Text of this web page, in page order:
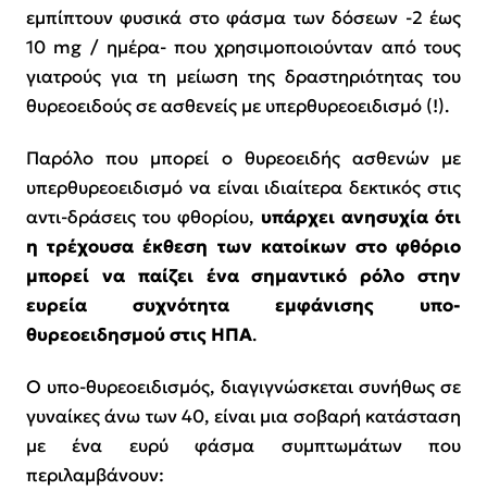
εμπίπτουν φυσικά στο φάσμα των δόσεων -2 έως
10 mg / ημέρα- που χρησιμοποιούνταν από τους
γιατρούς για τη μείωση της δραστηριότητας του
θυρεοειδούς σε ασθενείς με υπερθυρεοειδισμό (!).
Παρόλο που μπορεί ο θυρεοειδής ασθενών με
υπερθυρεοειδισμό να είναι ιδιαίτερα δεκτικός στις
αντι-δράσεις του φθορίου, υπάρχει ανησυχία ότι
η τρέχουσα έκθεση των κατοίκων στο φθόριο
μπορεί να παίζει ένα σημαντικό ρόλο στην
ευρεία συχνότητα εμφάνισης υπο-
θυρεοειδησμού στις ΗΠΑ.
Ο υπο-θυρεοειδισμός, διαγιγνώσκεται συνήθως σε
γυναίκες άνω των 40, είναι μια σοβαρή κατάσταση
με ένα ευρύ φάσμα συμπτωμάτων που
περιλαμβάνουν: